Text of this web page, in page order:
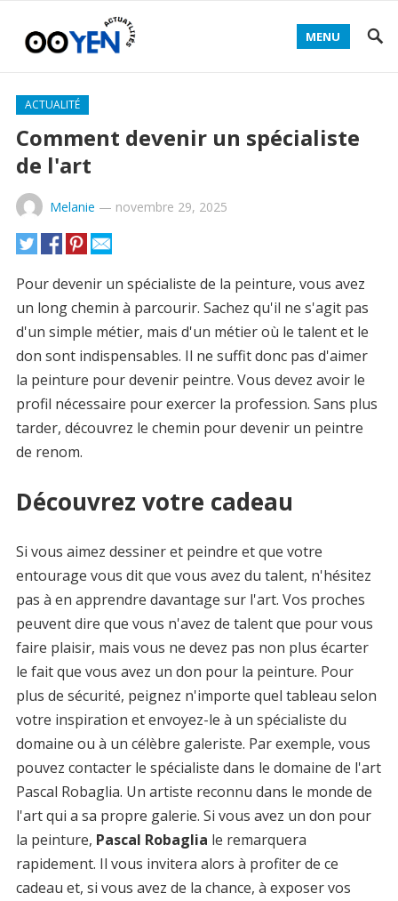
MENU
ACTUALITÉ
Comment devenir un spécialiste
de l'art
Melanie — novembre 29, 2025
Pour devenir un spécialiste de la peinture, vous avez
un long chemin à parcourir. Sachez qu'il ne s'agit pas
d'un simple métier, mais d'un métier où le talent et le
don sont indispensables. Il ne suffit donc pas d'aimer
la peinture pour devenir peintre. Vous devez avoir le
profil nécessaire pour exercer la profession. Sans plus
tarder, découvrez le chemin pour devenir un peintre
de renom.
Découvrez votre cadeau
Si vous aimez dessiner et peindre et que votre
entourage vous dit que vous avez du talent, n'hésitez
pas à en apprendre davantage sur l'art. Vos proches
peuvent dire que vous n'avez de talent que pour vous
faire plaisir, mais vous ne devez pas non plus écarter
le fait que vous avez un don pour la peinture. Pour
plus de sécurité, peignez n'importe quel tableau selon
votre inspiration et envoyez-le à un spécialiste du
domaine ou à un célèbre galeriste. Par exemple, vous
pouvez contacter le spécialiste dans le domaine de l'art
Pascal Robaglia. Un artiste reconnu dans le monde de
l'art qui a sa propre galerie. Si vous avez un don pour
la peinture, Pascal Robaglia le remarquera
rapidement. Il vous invitera alors à profiter de ce
cadeau et, si vous avez de la chance, à exposer vos